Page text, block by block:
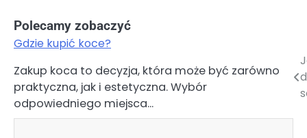
Polecamy zobaczyć
Gdzie kupić koce?
Zakup koca to decyzja, która może być zarówno
praktyczna, jak i estetyczna. Wybór
odpowiedniego miejsca…
Nawigacja
wpisu